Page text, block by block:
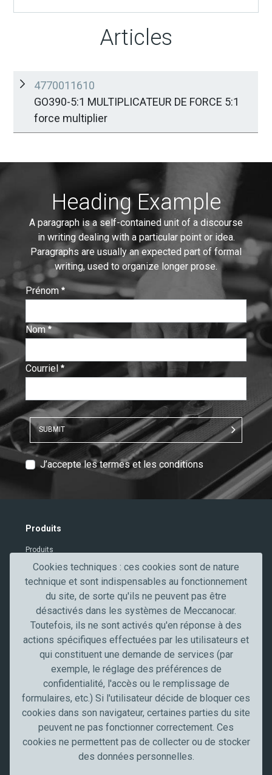
Articles
4770011610
GO390-5:1 MULTIPLICATEUR DE FORCE 5:1
force multiplier
Heading Example
A paragraph is a self-contained unit of a discourse
in writing dealing with a particular point or idea.
Paragraphs are usually an expected part of formal
writing, used to organize longer prose.
Prénom
:
0/ 280
Nom
:
0/ 280
Courriel
:
0/ 280
SUBMIT
T
V
r
f
a
t
J’accepte les termes et les conditions
Produits
Produits
Contacts
Secteurs professionnels
Secteur de l'automobile
Truck, transport et poids lourds
Artisans et PME
Industrie
Meccanocar France
Qui sommes nous
Cookies techniques : ces cookies sont de nature
technique et sont indispensables au fonctionnement
du site, de sorte qu'ils ne peuvent pas être
désactivés dans les systèmes de Meccanocar.
Toutefois, ils ne sont activés qu'en réponse à des
actions spécifiques effectuées par les utilisateurs et
qui constituent une demande de services (par
exemple, le réglage des préférences de
confidentialité, l'accès ou le remplissage de
formulaires, etc.) Si l'utilisateur décide de bloquer ces
cookies dans son navigateur, certaines parties du site
peuvent ne pas fonctionner correctement. Ces
cookies ne permettent pas de collecter ou de stocker
des données personnelles.